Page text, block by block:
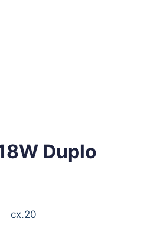
Duplo
cx.20